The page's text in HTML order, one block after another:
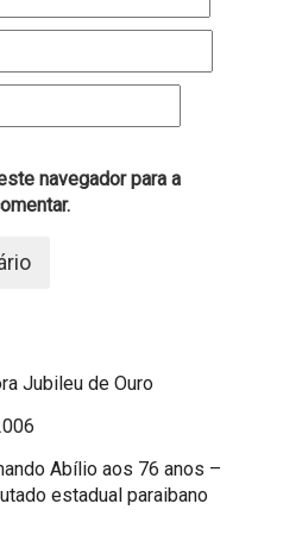
navegador para a
Jubileu de Ouro
Abílio aos 76 anos –
estadual paraibano